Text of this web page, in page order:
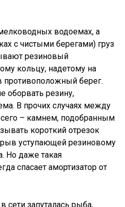
водоемах, а
с чистыми берегами) груз
резиновый
кольцу, надетому на
берег.
оборвать резину,
В прочих случаях между
– камнем, подобранным
короткий отрезок
уступающей резиновому
Но даже такая
спасает амортизатор от
сети запуталась рыба,